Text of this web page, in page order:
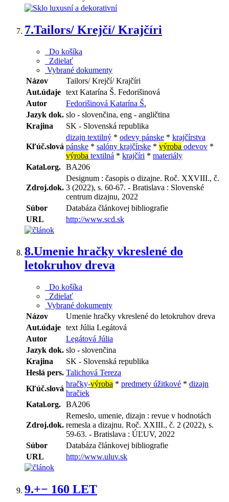
7.Tailors/ Krejčí/ Krajčíri
Do košíka
Zdielať
Vybrané dokumenty
Názov
Tailors/ Krejčí/ Krajčíri
Aut.údaje text Katarína Š. Fedorišinová
Autor
Fedorišinová Katarína Š.
Jazyk dok. slo - slovenčina, eng - angličtina
Krajina
SK - Slovenská republika
Kľúč.slová
dizajn textilný * odevy pánske * krajčírstva
pánske * salóny krajčírske * výroba odevov *
výroba textilná * krajčíri * materiály
Katal.org. BA206
Zdroj.dok.
Designum : časopis o dizajne. Roč. XXVIII., č.
3 (2022), s. 60-67. - Bratislava : Slovenské
centrum dizajnu, 2022
Súbor
Databáza článkovej bibliografie
URL
http://www.scd.sk
8.Umenie hračky vkreslené do
letokruhov dreva
Do košíka
Zdielať
Vybrané dokumenty
Názov
Umenie hračky vkreslené do letokruhov dreva
Aut.údaje text Júlia Legátová
Autor
Legátová Júlia
Jazyk dok. slo - slovenčina
Krajina
SK - Slovenská republika
Heslá pers. Talichová Tereza
Kľúč.slová
hračky-výroba * predmety úžitkové * dizajn
hračiek
Katal.org. BA206
Zdroj.dok.
Remeslo, umenie, dizajn : revue v hodnotách
remesla a dizajnu. Roč. XXIII., č. 2 (2022), s.
59-63. - Bratislava : ÚĽUV, 2022
Súbor
Databáza článkovej bibliografie
URL
http://www.uluv.sk
9.+− 160 LET